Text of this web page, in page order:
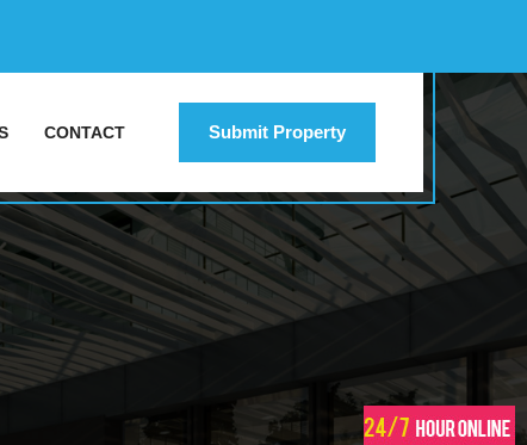
CONTACT Submit Property